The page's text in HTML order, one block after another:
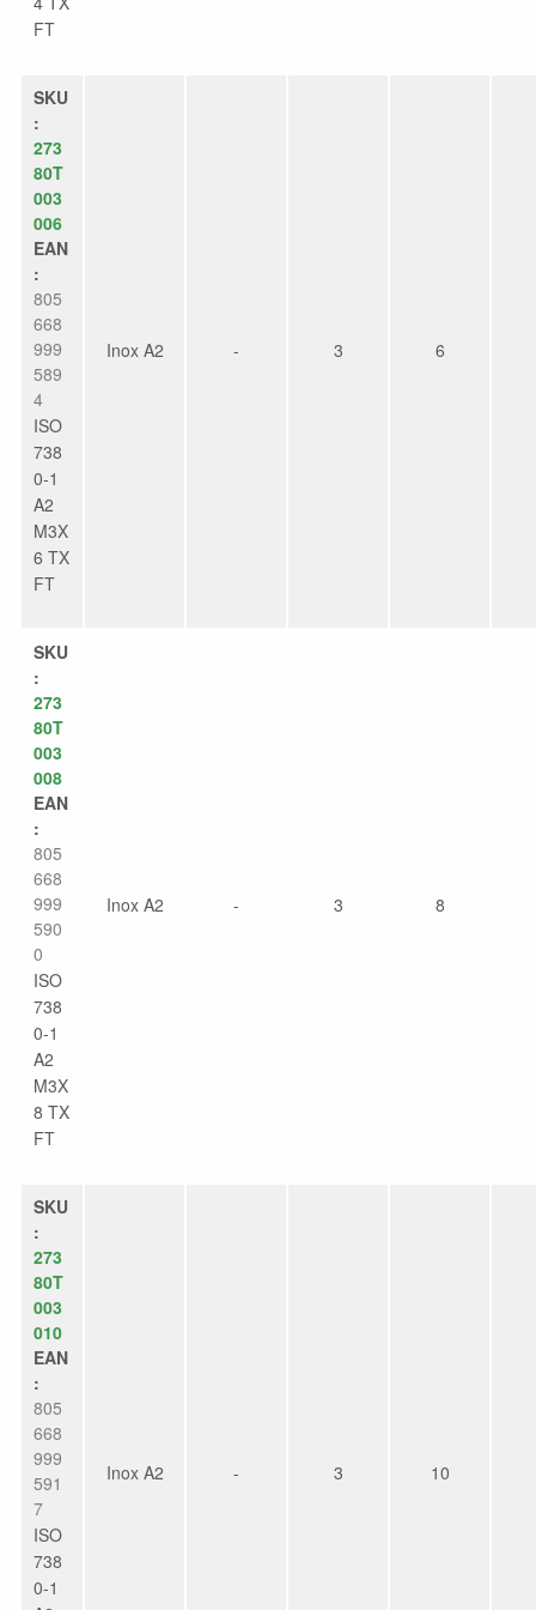
FT
SKU
:
273
80T
003
006
EAN
:
805
668
999
589
4
ISO
738
0-1
A2
M3X
6 TX
FT
Inox A2 - 3 6
SKU
:
273
80T
003
008
EAN
:
805
668
999
590
0
ISO
738
0-1
A2
M3X
8 TX
FT
Inox A2 - 3 8
SKU
:
273
80T
003
010
EAN
:
805
668
999
591
7
ISO
738
0-1
Inox A2 - 3 10